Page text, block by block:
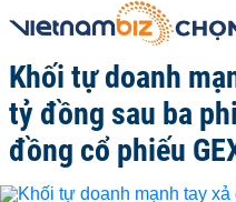
Khối tự doanh
tỷ đồng sau ba
đồng cổ phiếu